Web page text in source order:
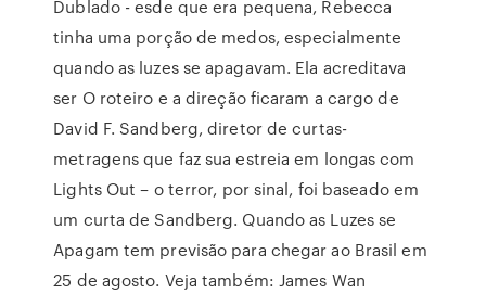
Dublado - esde que era pequena, Rebecca
tinha uma porção de medos, especialmente
quando as luzes se apagavam. Ela acreditava
ser O roteiro e a direção ficaram a cargo de
David F. Sandberg, diretor de curtas-
metragens que faz sua estreia em longas com
Lights Out – o terror, por sinal, foi baseado em
um curta de Sandberg. Quando as Luzes se
Apagam tem previsão para chegar ao Brasil em
25 de agosto. Veja também: James Wan